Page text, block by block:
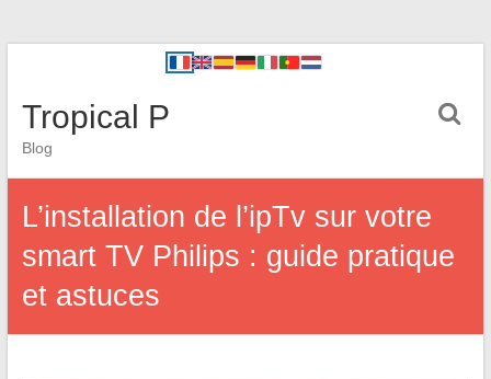
Tropical P
Blog
L’installation de l’ipTv sur votre
smart TV Philips : guide pratique
et astuces